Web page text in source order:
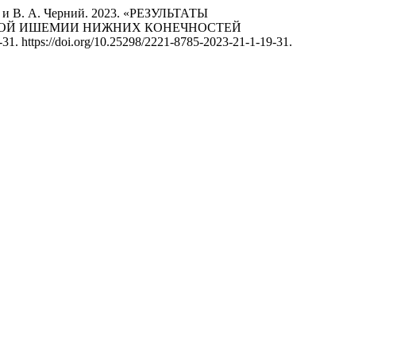
и В. А. Черний. 2023. «РЕЗУЛЬТАТЫ
ИШЕМИИ НИЖНИХ КОНЕЧНОСТЕЙ
https://doi.org/10.25298/2221-8785-2023-21-1-19-31.